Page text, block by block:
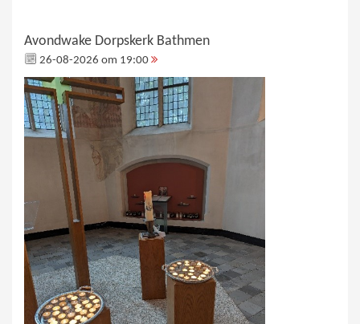
Avondwake Dorpskerk Bathmen
26-08-2026 om 19:00